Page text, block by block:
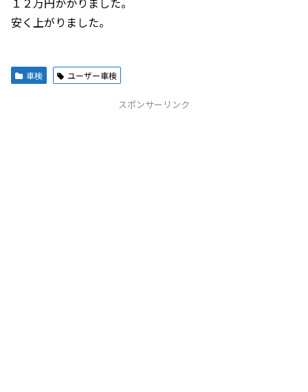
安く上がりました。
車検 ユーザー車検
スポンサーリンク